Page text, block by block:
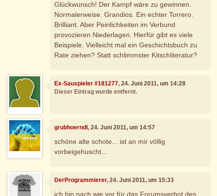
Glückwunsch! Der Kampf wäre zu gewinnen.
Normalerweise. Grandios. Ein echter Torrero.
Brilliant. Aber Peinlichkeiten im Verbund
provozieren Niederlagen. Hierfür gibt es viele
Beispiele. Vielleicht mal ein Geschichtsbuch zu
Rate ziehen? Statt schlimmster Kitschliteratur?
Ex-Sauspieler #181277, 24. Juni 2011, um 14:28
Dieser Eintrag wurde entfernt.
grubhoerndl, 24. Juni 2011, um 14:57
schöne alte schote... ist an mir völlig
vorbeigehuscht...
DerProgrammierer, 24. Juni 2011, um 15:33
ich bin nach wie vor für das Forumsverbot des